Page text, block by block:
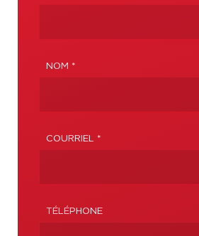
NOM *
COURRIEL *
TÉLÉPHONE